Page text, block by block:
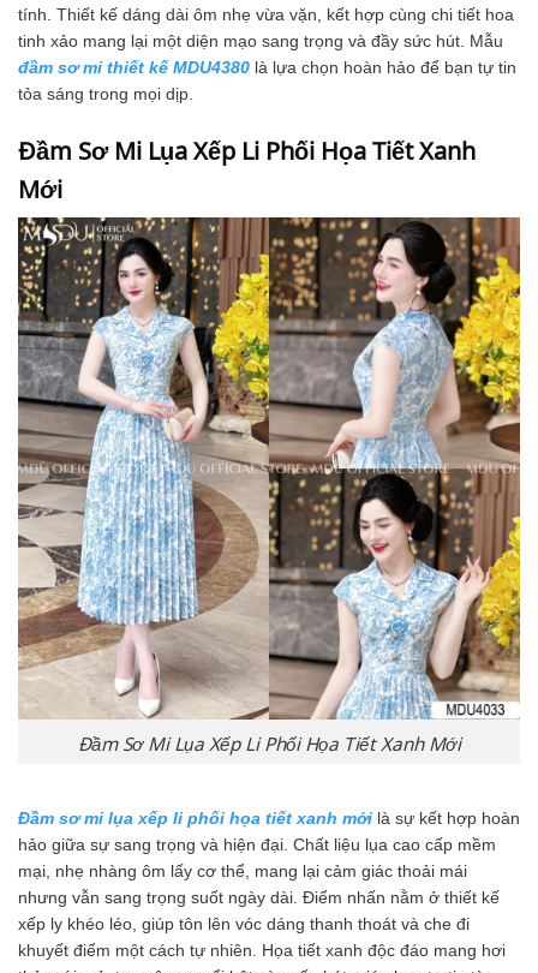
tính. Thiết kế dáng dài ôm nhẹ vừa vặn, kết hợp cùng chi tiết hoa
tinh xảo mang lại một diện mạo sang trọng và đầy sức hút. Mẫu
đầm sơ mi thiết kế MDU4380 là lựa chọn hoàn hảo để bạn tự tin
tỏa sáng trong mọi dịp.
Đầm Sơ Mi Lụa Xếp Li Phối Họa Tiết Xanh
Mới
Đầm Sơ Mi Lụa Xếp Li Phối Họa Tiết Xanh Mới
Đầm sơ mi lụa xếp li phối họa tiết xanh mới là sự kết hợp hoàn
hảo giữa sự sang trọng và hiện đại. Chất liệu lụa cao cấp mềm
mại, nhẹ nhàng ôm lấy cơ thể, mang lại cảm giác thoải mái
nhưng vẫn sang trọng suốt ngày dài. Điểm nhấn nằm ở thiết kế
xếp ly khéo léo, giúp tôn lên vóc dáng thanh thoát và che đi
khuyết điểm một cách tự nhiên. Họa tiết xanh độc đáo mang hơi